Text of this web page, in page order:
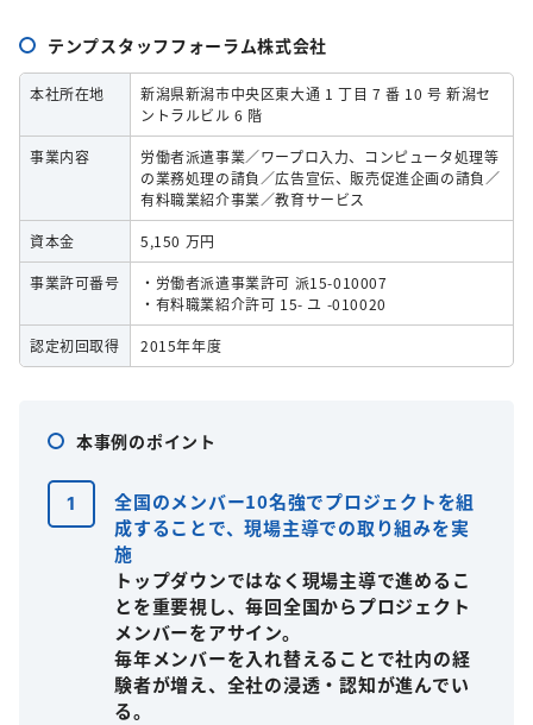
テンプスタッフフォーラム株式会社
本社所在地
新潟県新潟市中央区東大通 1 丁目 7 番 10 号 新潟セ
ントラルビル 6 階
事業内容
労働者派遣事業／ワープロ入力、コンピュータ処理等
の業務処理の請負／広告宣伝、販売促進企画の請負／
有料職業紹介事業／教育サービス
資本金 5,150 万円
事業許可番号
・労働者派遣事業許可 派15-010007
・有料職業紹介許可 15- ユ -010020
認定初回取得 2015年年度
本事例のポイント
全国のメンバー10名強でプロジェクトを組
成することで、現場主導での取り組みを実
施
トップダウンではなく現場主導で進めるこ
とを重要視し、毎回全国からプロジェクト
メンバーをアサイン。
毎年メンバーを入れ替えることで社内の経
験者が増え、全社の浸透・認知が進んでい
る。